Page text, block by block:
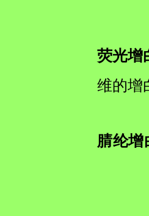
荧光增
维的增
腈纶